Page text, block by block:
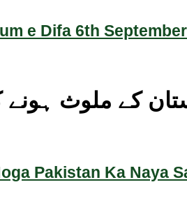
e Difa 6th
Pakistan Ka Naya
کے ملوث ہونے